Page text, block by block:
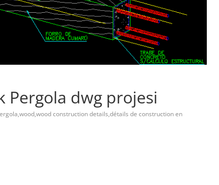
Pergola dwg projesi
construction details,détails de construction en